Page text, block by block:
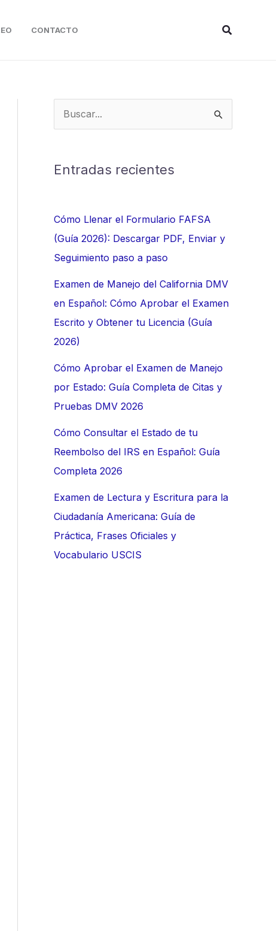
CONTACTO Buscar
u
c
p
o
r
:
Entradas recientes
Cómo Llenar el Formulario FAFSA
(Guía 2026): Descargar PDF, Enviar y
Seguimiento paso a paso
Examen de Manejo del California DMV
en Español: Cómo Aprobar el Examen
Escrito y Obtener tu Licencia (Guía
2026)
Cómo Aprobar el Examen de Manejo
por Estado: Guía Completa de Citas y
Pruebas DMV 2026
Cómo Consultar el Estado de tu
Reembolso del IRS en Español: Guía
Completa 2026
Examen de Lectura y Escritura para la
Ciudadanía Americana: Guía de
Práctica, Frases Oficiales y
Vocabulario USCIS